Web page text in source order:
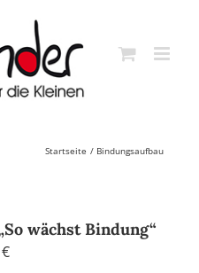
Startseite Bindungsaufbau
wächst Bindung“
€Preisspanne: